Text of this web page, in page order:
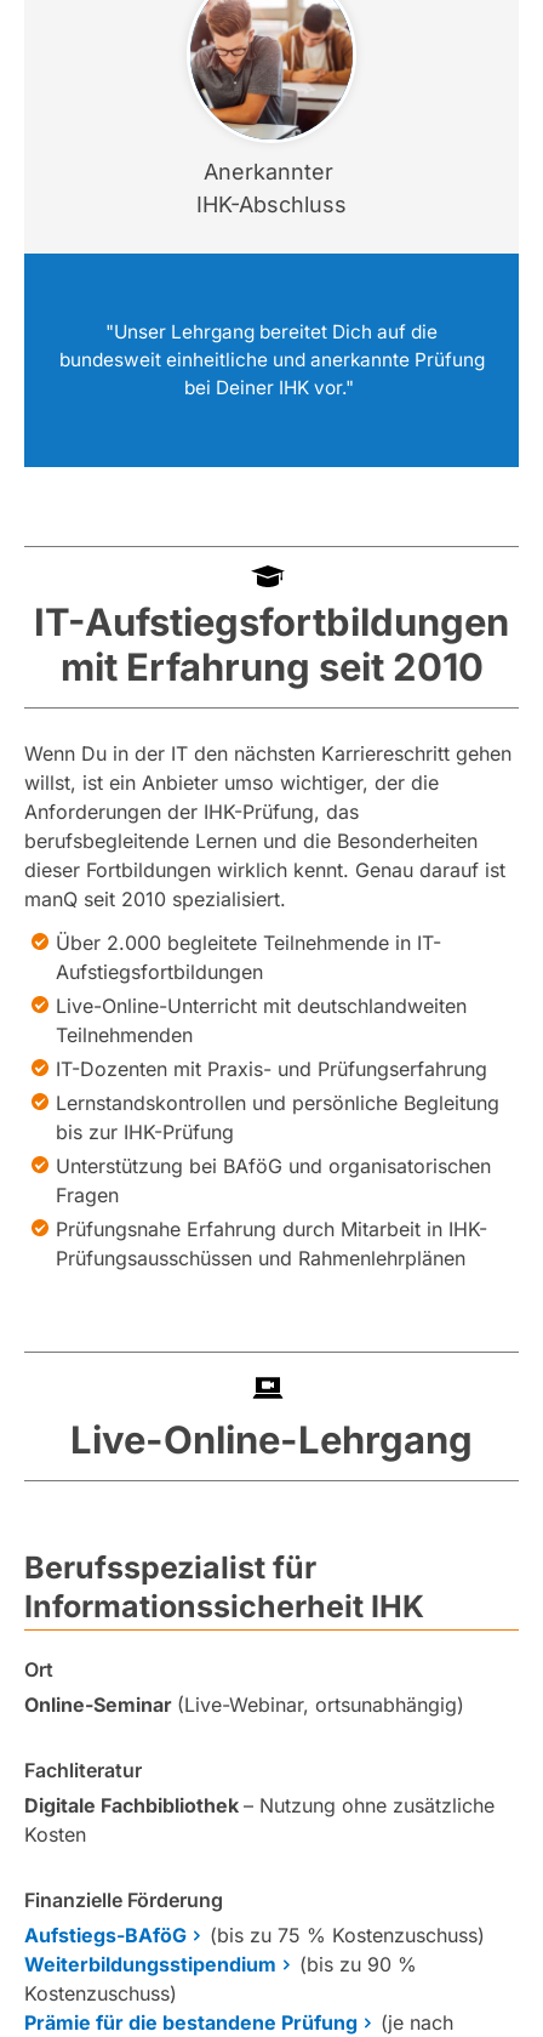
"Unser Lehrgang bereitet Dich auf die
bundesweit einheitliche und anerkannte Prüfung
bei Deiner IHK vor."
Anerkannter
IHK-Abschluss
IT-Aufstiegsfortbildungen
mit Erfahrung seit 2010
Wenn Du in der IT den nächsten Karriereschritt gehen
willst, ist ein Anbieter umso wichtiger, der die
Anforderungen der IHK-Prüfung, das
berufsbegleitende Lernen und die Besonderheiten
dieser Fortbildungen wirklich kennt. Genau darauf ist
manQ seit 2010 spezialisiert.
Über 2.000 begleitete Teilnehmende in IT-
Aufstiegsfortbildungen
Live-Online-Unterricht mit deutschlandweiten
Teilnehmenden
IT-Dozenten mit Praxis- und Prüfungserfahrung
Lernstandskontrollen und persönliche Begleitung
bis zur IHK-Prüfung
Unterstützung bei BAföG und organisatorischen
Fragen
Prüfungsnahe Erfahrung durch Mitarbeit in IHK-
Prüfungsausschüssen und Rahmenlehrplänen
Live-Online-Lehrgang
Berufsspezialist für
Informationssicherheit IHK
Ort
Online-Seminar (Live-Webinar, ortsunabhängig)
Fachliteratur
Digitale Fachbibliothek – Nutzung ohne zusätzliche
Kosten
Finanzielle Förderung
Aufstiegs-BAföG
(bis zu 75 % Kostenzuschuss)
Weiterbildungsstipendium
(bis zu 90 %
Kostenzuschuss)
Prämie für die bestandene Prüfung
(je nach